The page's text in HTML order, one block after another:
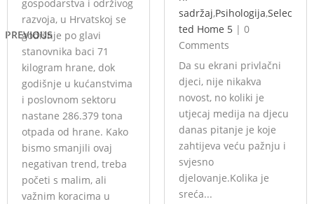
PREVIOUS
gospodarstva i održivog
razvoja, u Hrvatskoj se
godišnje po glavi
stanovnika baci 71
kilogram hrane, dok
godišnje u kućanstvima
i poslovnom sektoru
nastane 286.379 tona
otpada od hrane. Kako
bismo smanjili ovaj
negativan trend, treba
početi s malim, ali
važnim koracima u
sadržaj,Psihologija,Selec
ted Home 5 | 0
Comments
Da su ekrani privlačni
djeci, nije nikakva
novost, no koliki je
utjecaj medija na djecu
danas pitanje je koje
zahtijeva veću pažnju i
svjesno
djelovanje.Kolika je
sreća...